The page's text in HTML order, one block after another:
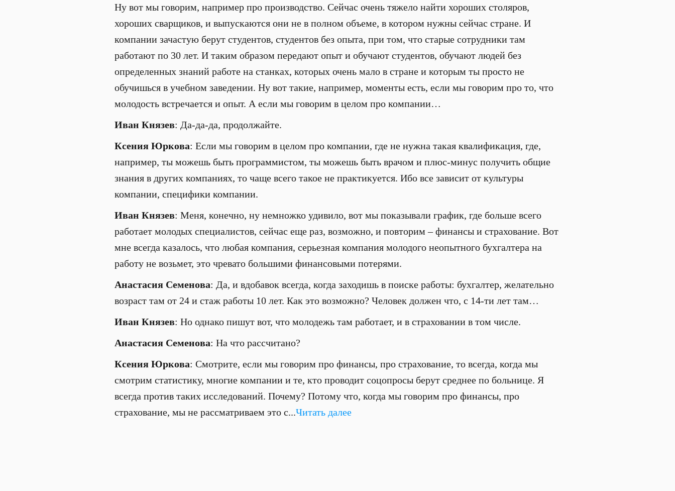
Ну вот мы говорим, например про производство. Сейчас очень тяжело найти хороших столяров,
хороших сварщиков, и выпускаются они не в полном объеме, в котором нужны сейчас стране. И
компании зачастую берут студентов, студентов без опыта, при том, что старые сотрудники там
работают по 30 лет. И таким образом передают опыт и обучают студентов, обучают людей без
определенных знаний работе на станках, которых очень мало в стране и которым ты просто не
обучишься в учебном заведении. Ну вот такие, например, моменты есть, если мы говорим про то, что
молодость встречается и опыт. А если мы говорим в целом про компании…
Иван Князев: Да-да-да, продолжайте.
Ксения Юркова: Если мы говорим в целом про компании, где не нужна такая квалификация, где,
например, ты можешь быть программистом, ты можешь быть врачом и плюс-минус получить общие
знания в других компаниях, то чаще всего такое не практикуется. Ибо все зависит от культуры
компании, специфики компании.
Иван Князев: Меня, конечно, ну немножко удивило, вот мы показывали график, где больше всего
работает молодых специалистов, сейчас еще раз, возможно, и повторим – финансы и страхование. Вот
мне всегда казалось, что любая компания, серьезная компания молодого неопытного бухгалтера на
работу не возьмет, это чревато большими финансовыми потерями.
Анастасия Семенова: Да, и вдобавок всегда, когда заходишь в поиске работы: бухгалтер, желательно
возраст там от 24 и стаж работы 10 лет. Как это возможно? Человек должен что, с 14-ти лет там…
Иван Князев: Но однако пишут вот, что молодежь там работает, и в страховании в том числе.
Анастасия Семенова: На что рассчитано?
Ксения Юркова: Смотрите, если мы говорим про финансы, про страхование, то всегда, когда мы
смотрим статистику, многие компании и те, кто проводит соцопросы берут среднее по больнице. Я
всегда против таких исследований. Почему? Потому что, когда мы говорим про финансы, про
страхование, мы не рассматриваем это с...Читать далее